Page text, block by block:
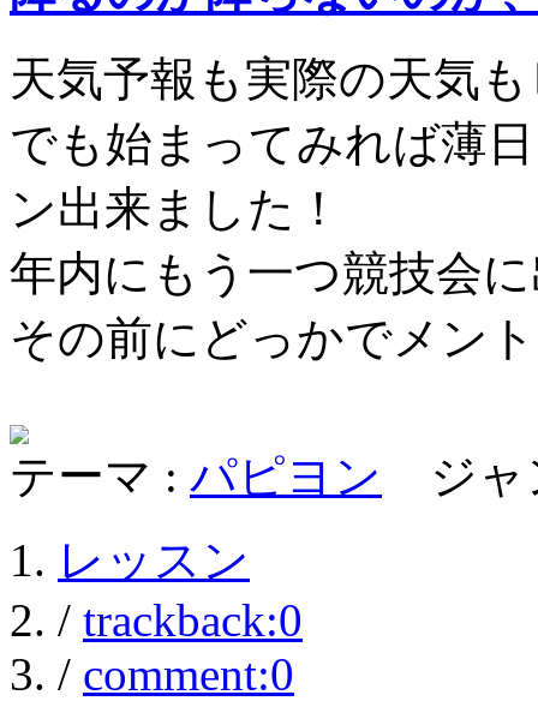
天気予報も実際の天気
でも始まってみれば薄
ン出来ました！
年内にもう一つ競技会
その前にどっかでメン
テーマ : パピヨン ジャ
レッスン
/ trackback:0
/ comment:0